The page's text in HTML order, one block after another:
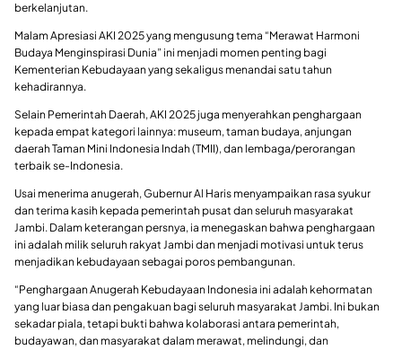
berkelanjutan.
Malam Apresiasi AKI 2025 yang mengusung tema “Merawat Harmoni
Budaya Menginspirasi Dunia” ini menjadi momen penting bagi
Kementerian Kebudayaan yang sekaligus menandai satu tahun
kehadirannya.
Selain Pemerintah Daerah, AKI 2025 juga menyerahkan penghargaan
kepada empat kategori lainnya: museum, taman budaya, anjungan
daerah Taman Mini Indonesia Indah (TMII), dan lembaga/perorangan
terbaik se-Indonesia.
Usai menerima anugerah, Gubernur Al Haris menyampaikan rasa syukur
dan terima kasih kepada pemerintah pusat dan seluruh masyarakat
Jambi. Dalam keterangan persnya, ia menegaskan bahwa penghargaan
ini adalah milik seluruh rakyat Jambi dan menjadi motivasi untuk terus
menjadikan kebudayaan sebagai poros pembangunan.
“Penghargaan Anugerah Kebudayaan Indonesia ini adalah kehormatan
yang luar biasa dan pengakuan bagi seluruh masyarakat Jambi. Ini bukan
sekadar piala, tetapi bukti bahwa kolaborasi antara pemerintah,
budayawan, dan masyarakat dalam merawat, melindungi, dan